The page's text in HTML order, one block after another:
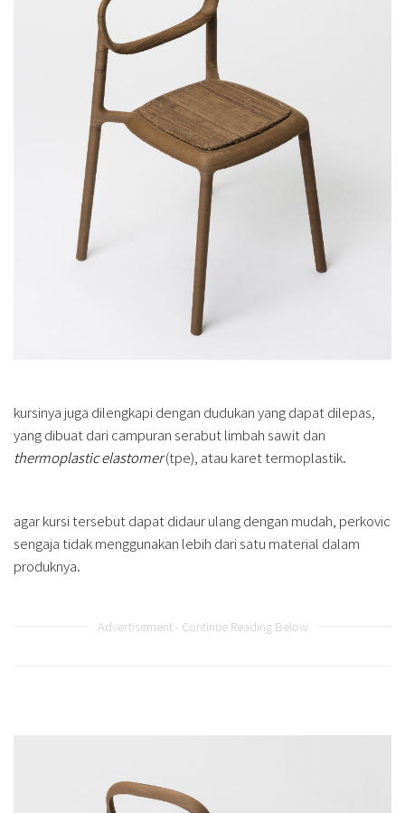
kursinya juga dilengkapi dengan dudukan yang dapat dilepas,
yang dibuat dari campuran serabut limbah sawit dan
thermoplastic elastomer(tpe), atau karet termoplastik.
agar kursi tersebut dapat didaur ulang dengan mudah, perkovic
sengaja tidak menggunakan lebih dari satu material dalam
produknya.
Advertisement - Continue Reading Below